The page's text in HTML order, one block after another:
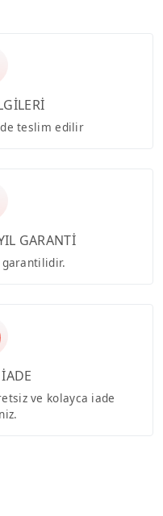
teslim edilir
GARANTİ
ve kolayca iade